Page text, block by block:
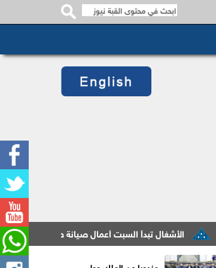
الأشغال تبدأ السبت أعمال صيانة طريق معان – البادية